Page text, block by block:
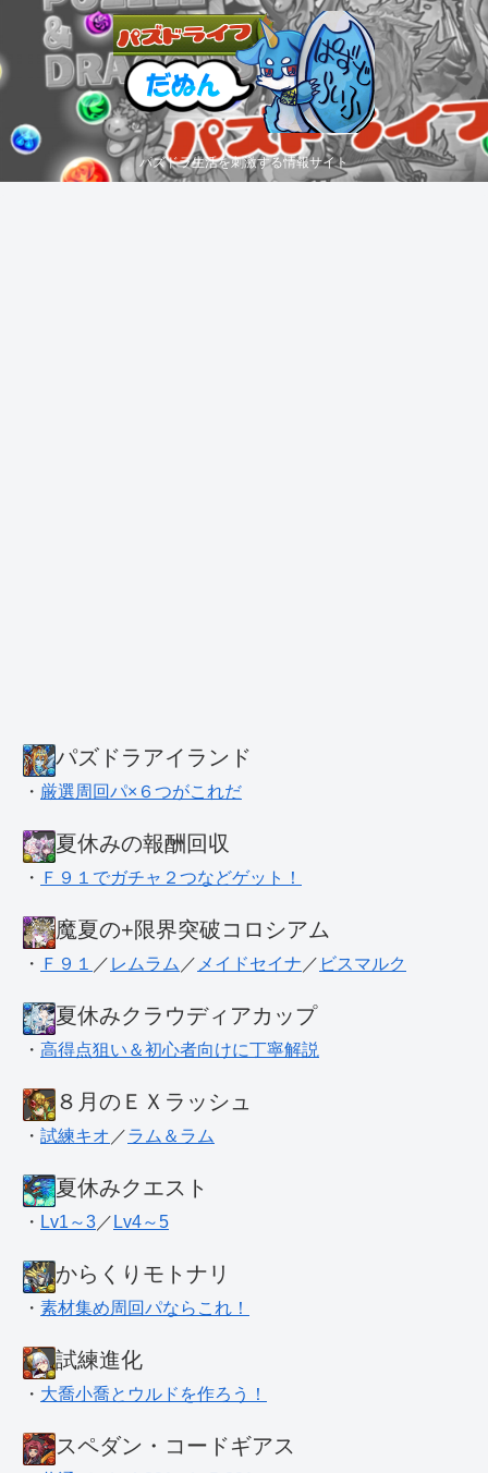
パズドラ生活を刺激する情報サイト
パズドラアイランド
・ 厳選周回パ×６つがこれだ
夏休みの報酬回収
・ Ｆ９１でガチャ２つなどゲット！
魔夏の+限界突破コロシアム
・ Ｆ９１ ／ レムラム ／ メイドセイナ ／ ビスマルク
夏休みクラウディアカップ
・ 高得点狙い＆初心者向けに丁寧解説
８月のＥＸラッシュ
・ 試練キオ ／ラム＆ラム
夏休みクエスト
・ Lv1～3 ／ Lv4～5
からくりモトナリ
・ 素材集め周回パならこれ！
試練進化
・ 大喬小喬とウルドを作ろう！
スペダン・コードギアス